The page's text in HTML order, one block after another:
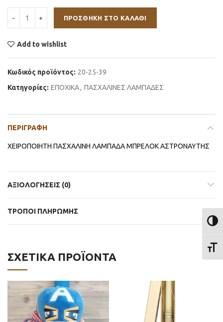
ΠΡΟΣΘΉΚΗ ΣΤΟ ΚΑΛΆΘΙ
Add to wishlist
Κωδικός προϊόντος: 20-25-39
Κατηγορίες: ΕΠΟΧΙΚΑ, ΠΑΣΧΑΛΙΝΕΣ ΛΑΜΠΑΔΕΣ
ΠΕΡΙΓΡΑΦΉ
ΧΕΙΡΟΠΟΙΗΤΗ ΠΑΣΧΑΛΙΝΗ ΛΑΜΠΑΔΑ ΜΠΡΕΛΟΚ ΑΣΤΡΟΝΑΥΤΗΣ
ΑΞΙΟΛΟΓΉΣΕΙΣ (0)
ΤΡΟΠΟΙ ΠΛΗΡΩΜΗΣ
ΣΧΕΤΙΚΆ ΠΡΟΪΌΝΤΑ